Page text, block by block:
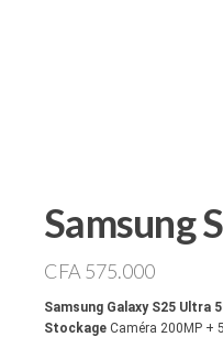
Samsung
CFA 575.000
Samsung Galaxy S25 Ultra
Stockage Caméra 200MP +